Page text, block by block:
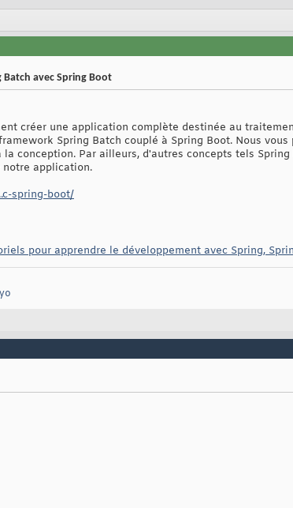
avec Spring Boot
créer une application complète destinée au
Spring Batch couplé à Spring Boot. Nous
conception. Par ailleurs, d'autres concepts tels Spring
application.
spring-boot/
pour apprendre le développement avec Spring,